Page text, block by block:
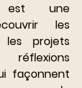
est une
les
les projets
façonnent